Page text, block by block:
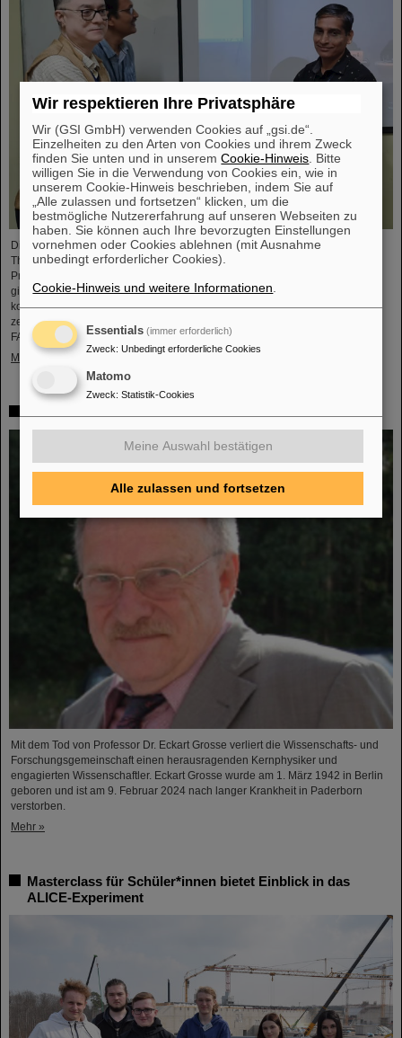
Die CBM-Kollaboration hat zwei Nachwuchsforschende mit dem „CBM Best
Thesis Award“ für herausragende Promotionsarbeiten ausgezeichnet. Die
Preise wurden während des CBM-Kollaborationsmeetings verliehen und
gingen an Dr. Vikas Singhal und Dr. Marcel Bajdel. Das CBM-Experiment für
komprimierte Kernmaterie (Compressed Baryonic Matter) ist eine der
zentralen Forschungssäulen des internationalen Beschleunigerzentrums
FAIR, das derzeit bei GSI entsteht.
Mehr »
Mit dem Tod von Professor Dr. Eckart Grosse verliert die Wissenschafts- und
Forschungsgemeinschaft einen herausragenden Kernphysiker und
engagierten Wissenschaftler. Eckart Grosse wurde am 1. März 1942 in Berlin
geboren und ist am 9. Februar 2024 nach langer Krankheit in Paderborn
verstorben.
Mehr »
Masterclass für Schüler*innen bietet Einblick in das
ALICE-Experiment
Wir respektieren Ihre Privatsphäre
Wir (GSI GmbH) verwenden Cookies auf „gsi.de“.
Einzelheiten zu den Arten von Cookies und ihrem Zweck
finden Sie unten und in unseremCookie-Hinweis . Bitte
willigen Sie in die Verwendung von Cookies ein, wie in
unserem Cookie-Hinweis beschrieben, indem Sie auf
„Alle zulassen und fortsetzen“ klicken, um die
bestmögliche Nutzererfahrung auf unseren Webseiten zu
haben. Sie können auch Ihre bevorzugten Einstellungen
vornehmen oder Cookies ablehnen (mit Ausnahme
unbedingt erforderlicher Cookies).
Cookie-Hinweis und weitere Informationen
Essentials (immer erforderlich)
Zweck: Unbedingt erforderliche Cookies
Matomo
Zweck: Statistik-Cookies
Meine Auswahl bestätigen
Alle zulassen und fortsetzen